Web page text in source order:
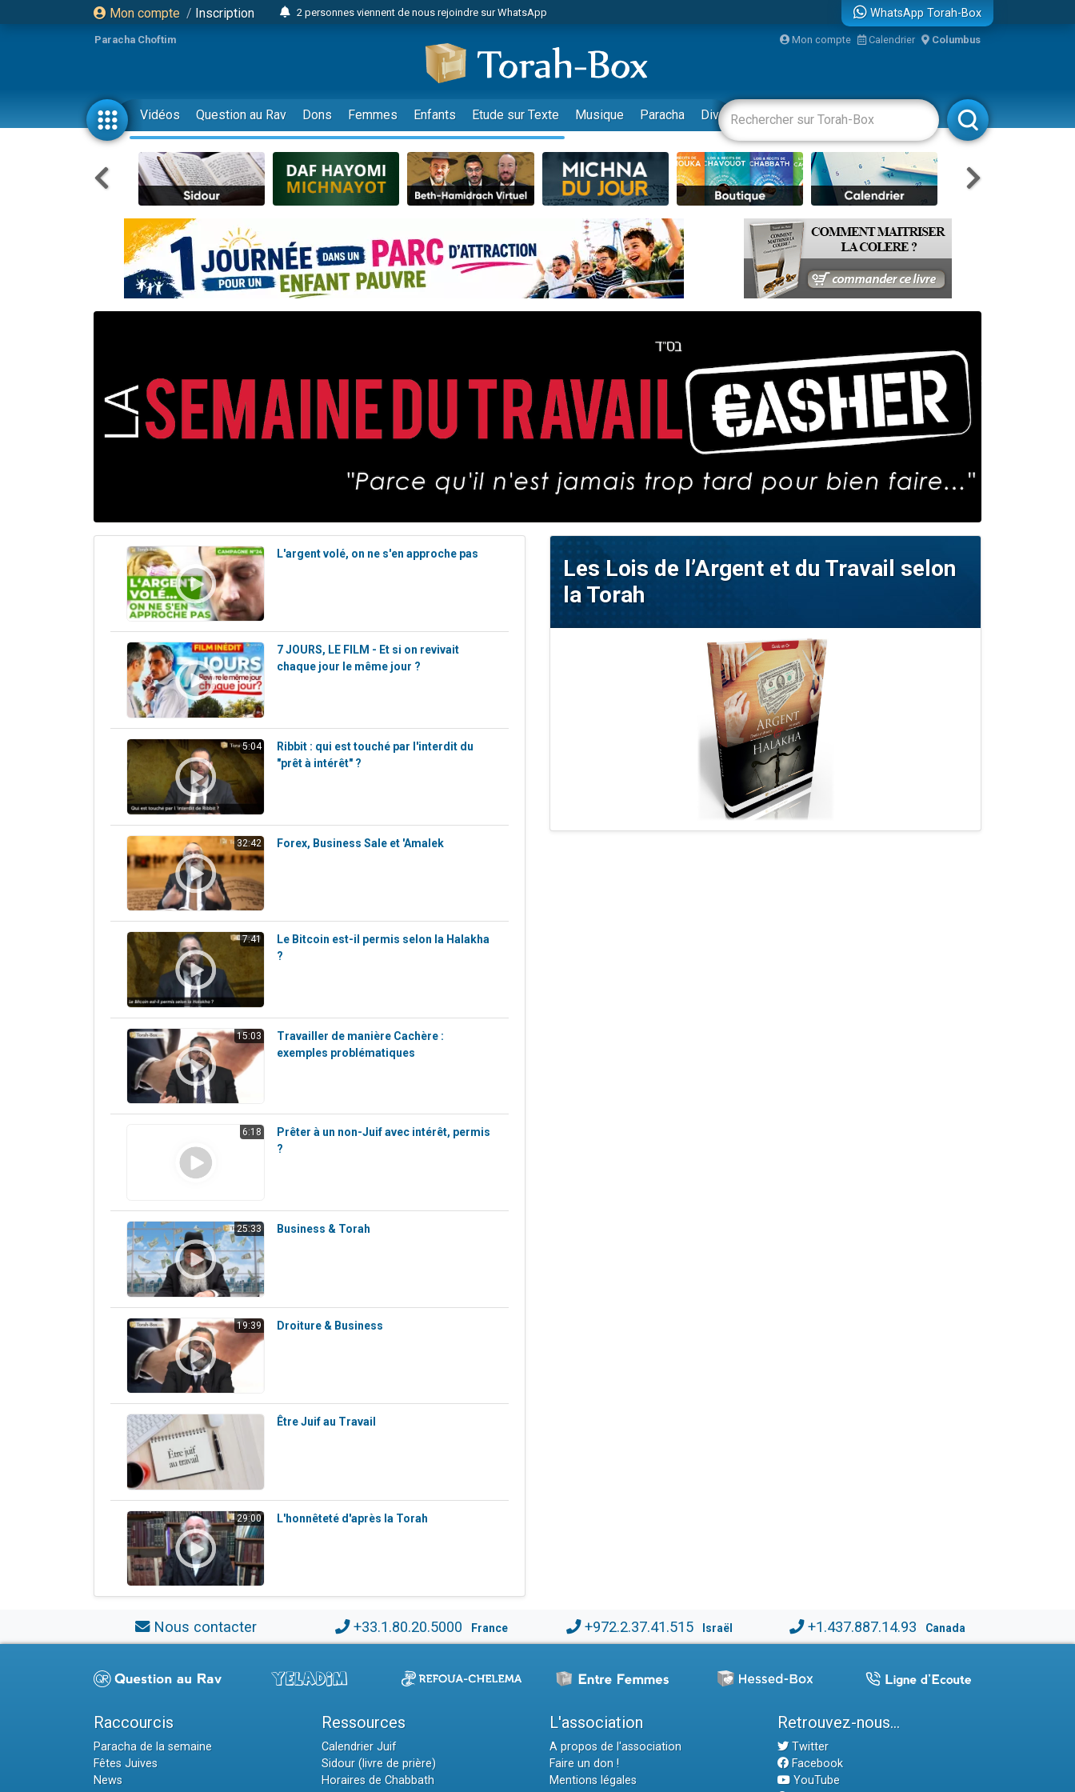
Mon compte / Inscription
2 personnes viennent de nous rejoindre sur WhatsApp
3 personnes viennent de faire un don pour Événements Torah-Box
2 personnes viennent de faire un don pour Tsédaka : pauvres d'Israel
3 personnes viennent de nous rejoindre sur WhatsApp
11 personnes viennent de demander une bénédiction
3 personnes viennent de faire un don pour Diane, 80 ans, dans un appartement insalubre
Il reste 49 places pour étudier en groupe sur Zoom
2 personnes viennent de nous rejoindre sur WhatsApp
Il reste 49 places pour étudier en groupe sur Zoom
2 personnes viennent de nous rejoindre sur WhatsApp
6 personnes viennent de nous rejoindre sur WhatsApp
2 personnes viennent de faire un don pour 1 Journée de Vacances Pour les Enfants
4 personnes viennent de nous rejoindre sur WhatsApp
Il reste 49 places pour étudier en groupe sur Zoom
WhatsApp Torah-Box
Paracha Choftim Mon compte Calendrier Columbus
Vidéos Question au Rav Dons Femmes Enfants Etude sur Texte Musique Paracha Divertissements Livres Rabbanim
L'argent volé, on ne s'en approche pas
7 JOURS, LE FILM - Et si on revivait
chaque jour le même jour ?
5:04
Ribbit : qui est touché par l'interdit du
"prêt à intérêt" ?
32:42 Forex, Business Sale et 'Amalek
7:41
Le Bitcoin est-il permis selon la Halakha
?
15:03
Travailler de manière Cachère :
exemples problématiques
6:18
Prêter à un non-Juif avec intérêt, permis
?
25:33 Business & Torah
19:39 Droiture & Business
Être Juif au Travail
29:00 L'honnêteté d'après la Torah
Les Lois de l’Argent et du Travail selon
la Torah
Nous contacter +33.1.80.20.5000 France +972.2.37.41.515 Israël +1.437.887.14.93 Canada
Raccourcis
Paracha de la semaine
Fêtes Juives
News
Ressources
Calendrier Juif
Sidour (livre de prière)
Horaires de Chabbath
L'association
A propos de l'association
Faire un don !
Mentions légales
Retrouvez-nous...
Twitter
Facebook
YouTube